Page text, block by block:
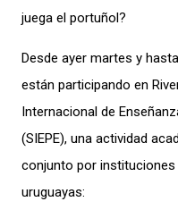
juega el portuñol?
Desde ayer martes y
están participando en
Internacional de
(SIEPE), una actividad
conjunto por
uruguayas: